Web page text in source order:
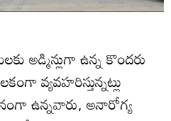
అడ్మిన్లుగా ఉన్న కొందరు
వ్యవహరిస్తున్నట్లు
ఉన్నవారు, అనారోగ్య